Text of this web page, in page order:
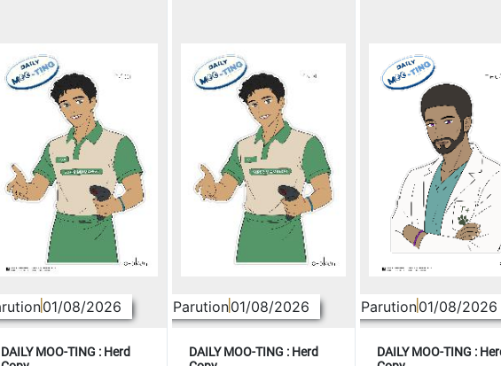
01/08/2026
DAILY MOO-TING : Herd
Parution01/08/2026
DAILY MOO-TING : Herd
Parution01/08/2026
DAILY MOO-TING :